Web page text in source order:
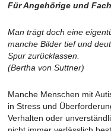
Für Angehörige und
Man trägt doch eine
manche Bilder tief und
Spur zurücklassen.
(Bertha von Suttner)
Manche Menschen mit
in Stress und
Verhalten oder